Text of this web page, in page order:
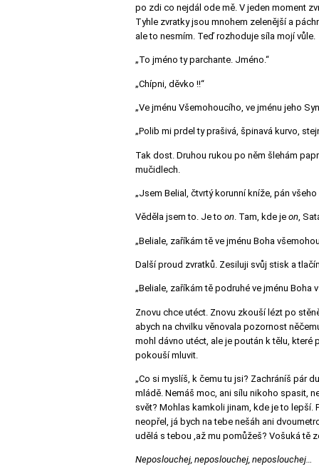
po zdi co nejdál ode mě. V jeden moment
Tyhle zvratky jsou mnohem zelenější a
ale to nesmím. Teď rozhoduje síla mojí vůle.
„To jméno ty parchante. Jméno.“
„Chípni, děvko !!“
„Ve jménu Všemohoucího, ve jménu jeho
„Polib mi prdel ty prašivá, špinavá kurvo,
Tak dost. Druhou rukou po něm šlehám
mučidlech.
„Jsem Belial, čtvrtý korunní kníže, pán
Věděla jsem to. Je to on. Tam, kde je on,
„Beliale, zaříkám tě ve jménu Boha
Další proud zvratků. Zesiluji svůj stisk a
„Beliale, zaříkám tě podruhé ve jménu
Znovu chce utéct. Znovu zkouší lézt po
abych na chvilku věnovala pozornost
mohl dávno utéct, ale je poután k tělu, které
pokouší mluvit.
„Co si myslíš, k čemu tu jsi? Zachráníš pár
mládě. Nemáš moc, ani sílu nikoho spasit,
svět? Mohlas kamkoli jinam, kde je to
neopřel, já bych na tebe nešáh ani
udělá s tebou ,až mu pomůžeš? Vošuká tě
Neposlouchej, neposlouchej, neposlouchej…